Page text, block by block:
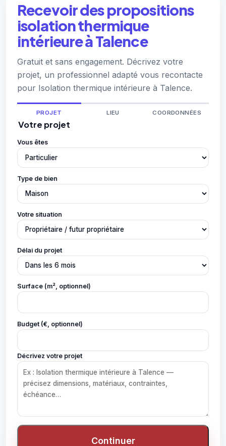
Recevoir des propositions
isolation thermique
intérieure à Talence
Gratuit et sans engagement. Décrivez votre
projet, un professionnel adapté vous recontacte
pour Isolation thermique intérieure à Talence.
PROJET LIEU COORDONNÉES
Votre projet
Vous êtes
Type de bien
Votre situation
Délai du projet
Surface (m², optionnel)
Budget (€, optionnel)
Décrivez votre projet
Continuer